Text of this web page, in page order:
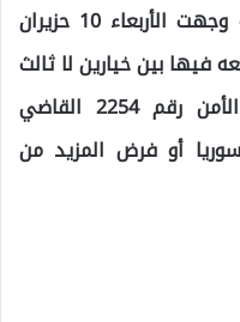
وكانت الولايات المتحدة الأمريكية وجهت الأربعاء 10 حزيران
فيها بين خيارين لا ثالث
لهما، إما تطبيق قرار مجلس الأمن رقم 2254 القاضي
أو فرض المزيد من